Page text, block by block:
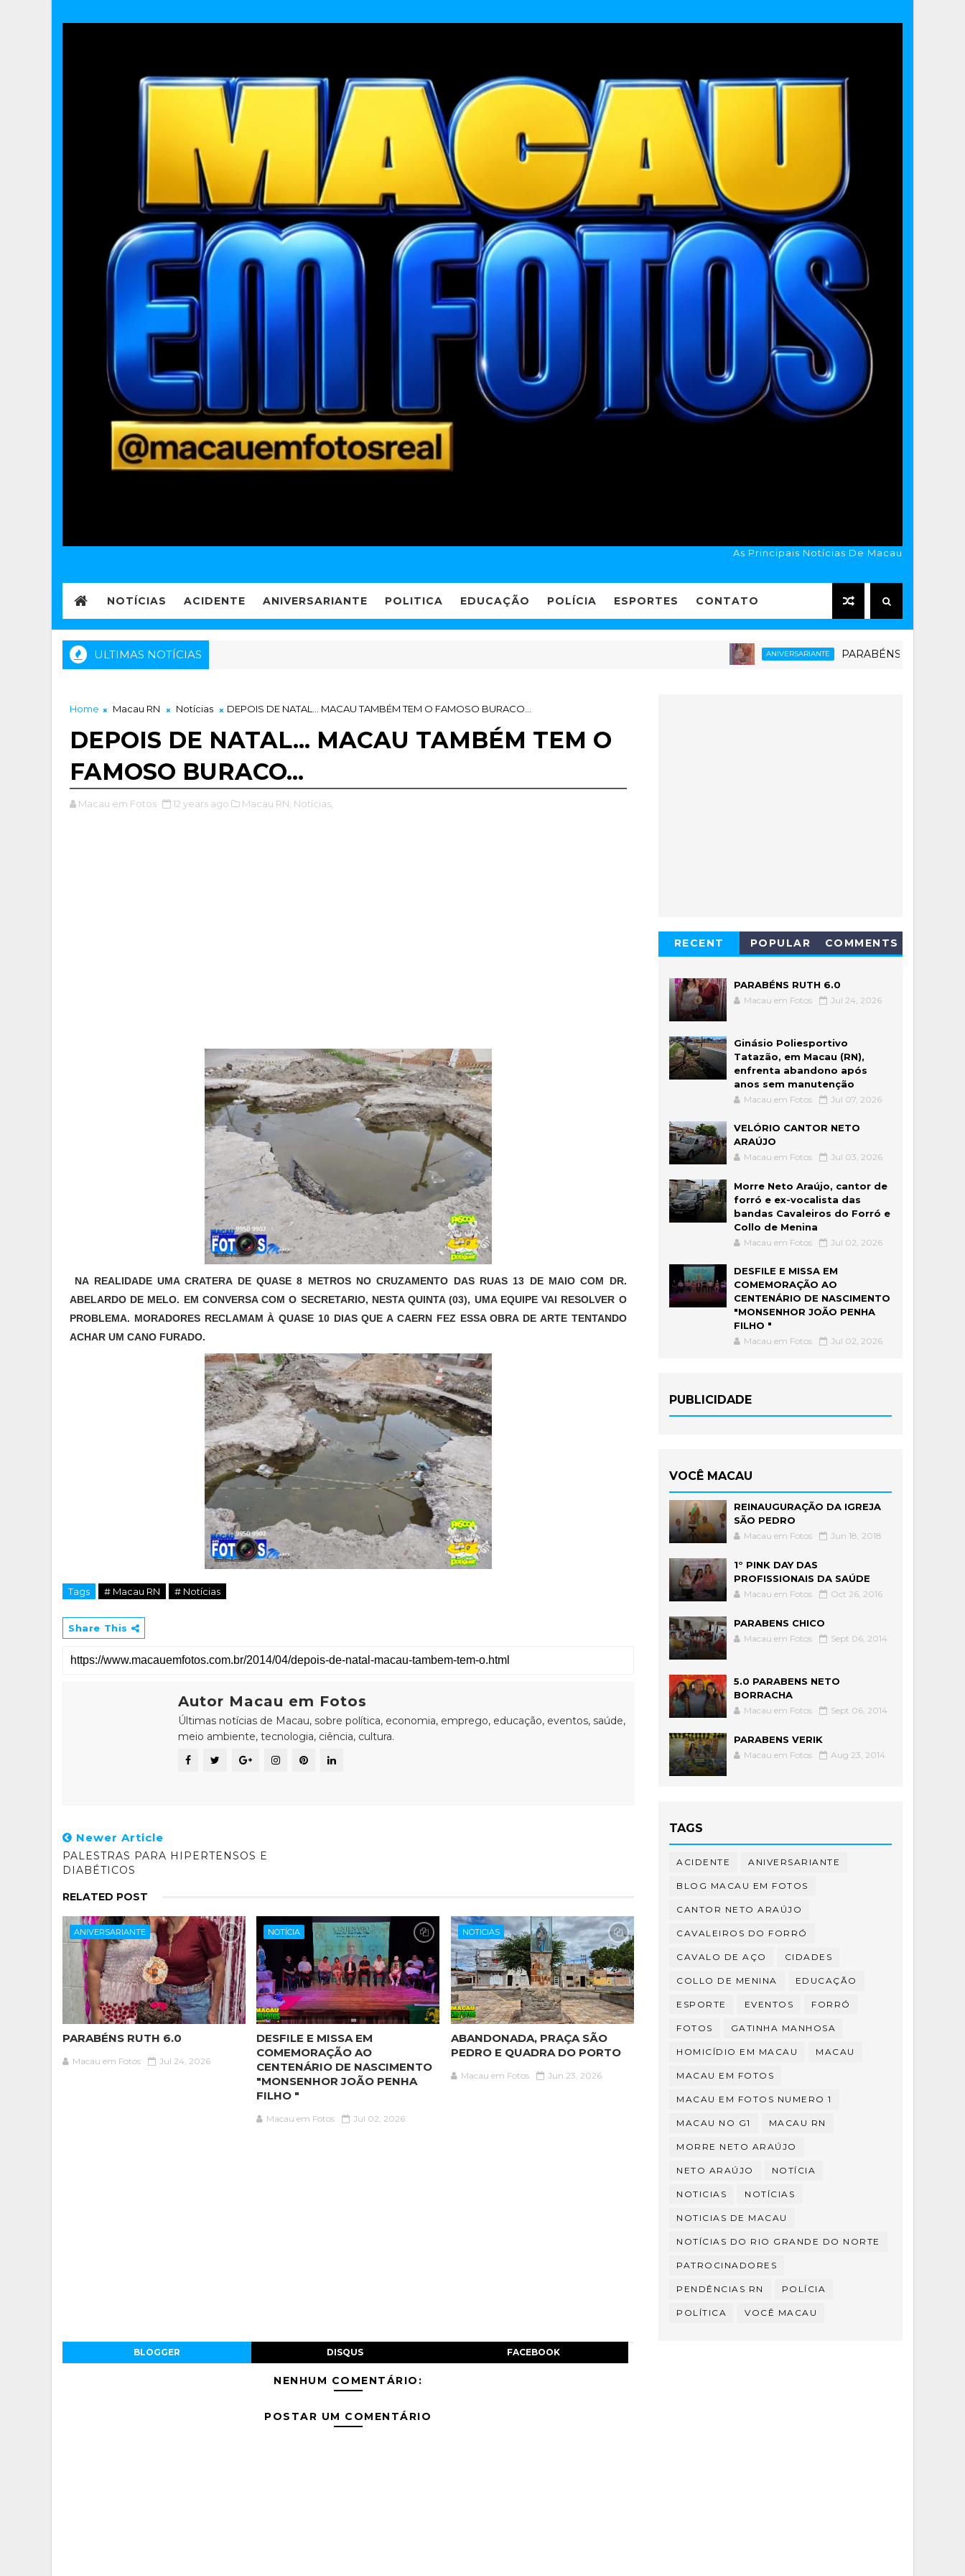
As Principais Notícias De Macau
NOTÍCIAS ACIDENTE ANIVERSARIANTE POLITICA EDUCAÇÃO POLÍCIA ESPORTES CONTATO
ULTIMAS NOTÍCIAS ANIVERSARIANTE PARABÉNS RUTH 6.0
Home Macau RN Notícias DEPOIS DE NATAL... MACAU TAMBÉM TEM O FAMOSO BURACO...
DEPOIS DE NATAL... MACAU TAMBÉM TEM O
FAMOSO BURACO...
Macau em Fotos 12 years ago Macau RN, Notícias,
NA REALIDADE UMA CRATERA DE QUASE 8 METROS NO CRUZAMENTO DAS RUAS 13 DE MAIO COM DR.
ABELARDO DE MELO. EM CONVERSA COM O SECRETARIO, NESTA QUINTA (03), UMA EQUIPE VAI RESOLVER O
PROBLEMA. MORADORES RECLAMAM À QUASE 10 DIAS QUE A CAERN FEZ ESSA OBRA DE ARTE TENTANDO
ACHAR UM CANO FURADO.
Tags # Macau RN # Notícias
Share This
Autor Macau em Fotos
Últimas notícias de Macau, sobre política, economia, emprego, educação, eventos, saúde,
meio ambiente, tecnologia, ciência, cultura.
Newer Article
PALESTRAS PARA HIPERTENSOS E
DIABÉTICOS
RELATED POST
ANIVERSARIANTE
PARABÉNS RUTH 6.0
Macau em Fotos Jul 24, 2026
NOTÍCIA
DESFILE E MISSA EM
COMEMORAÇÃO AO
CENTENÁRIO DE NASCIMENTO
"MONSENHOR JOÃO PENHA
FILHO "
Macau em Fotos Jul 02, 2026
NOTICIAS
ABANDONADA, PRAÇA SÃO
PEDRO E QUADRA DO PORTO
Macau em Fotos Jun 23, 2026
BLOGGER DISQUS FACEBOOK
NENHUM COMENTÁRIO:
POSTAR UM COMENTÁRIO
RECENT POPULAR COMMENTS
PARABÉNS RUTH 6.0
Macau em Fotos Jul 24, 2026
Ginásio Poliesportivo
Tatazão, em Macau (RN),
enfrenta abandono após
anos sem manutenção
Macau em Fotos Jul 07, 2026
VELÓRIO CANTOR NETO
ARAÚJO
Macau em Fotos Jul 03, 2026
Morre Neto Araújo, cantor de
forró e ex-vocalista das
bandas Cavaleiros do Forró e
Collo de Menina
Macau em Fotos Jul 02, 2026
DESFILE E MISSA EM
COMEMORAÇÃO AO
CENTENÁRIO DE NASCIMENTO
"MONSENHOR JOÃO PENHA
FILHO "
Macau em Fotos Jul 02, 2026
PUBLICIDADE
VOCÊ MACAU
REINAUGURAÇÃO DA IGREJA
SÃO PEDRO
Macau em Fotos Jun 18, 2018
1° PINK DAY DAS
PROFISSIONAIS DA SAÚDE
Macau em Fotos Oct 26, 2016
PARABENS CHICO
Macau em Fotos Sept 06, 2014
5.0 PARABENS NETO
BORRACHA
Macau em Fotos Sept 06, 2014
PARABENS VERIK
Macau em Fotos Aug 23, 2014
TAGS
ACIDENTE ANIVERSARIANTE
BLOG MACAU EM FOTOS
CANTOR NETO ARAÚJO
CAVALEIROS DO FORRÓ
CAVALO DE AÇO CIDADES
COLLO DE MENINA EDUCAÇÃO
ESPORTE EVENTOS FORRÓ
FOTOS GATINHA MANHOSA
HOMICÍDIO EM MACAU MACAU
MACAU EM FOTOS
MACAU EM FOTOS NUMERO 1
MACAU NO G1 MACAU RN
MORRE NETO ARAÚJO
NETO ARAÚJO NOTÍCIA
NOTICIAS NOTÍCIAS
NOTICIAS DE MACAU
NOTÍCIAS DO RIO GRANDE DO NORTE
PATROCINADORES
PENDÊNCIAS RN POLÍCIA
POLÍTICA VOCÊ MACAU